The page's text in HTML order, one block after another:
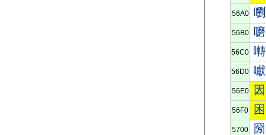
56A0 嚠
56B0 嚰
56C0 囀
56D0 囐
56E0 因
56F0 困
5700 圀